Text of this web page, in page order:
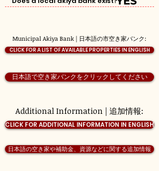
日本語で空き家バンクをクリックしてください
Municipal Akiya Bank | 日本語の市空き家バンク:
Additional Information | 追加情報:
CLICK FOR A LIST OF AVAILABLE PROPERTIES IN ENGLISH
CLICK FOR ADDITIONAL INFORMATION IN ENGLISH
日本語の空き家や補助金、資源などに関する追加情報